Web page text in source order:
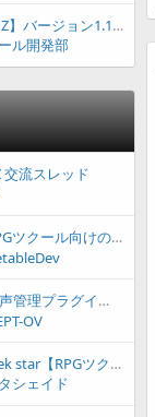
【RPGツクールMZ】バージョン1.10.0配信
ル開発部
交流スレッド
ル向けの無料チュートリアル・プラグイン案を募集しています
理プラグイン Sound Manager
OV
【中編RPG】Greek star【RPGツクールMV最終作】
シェイド